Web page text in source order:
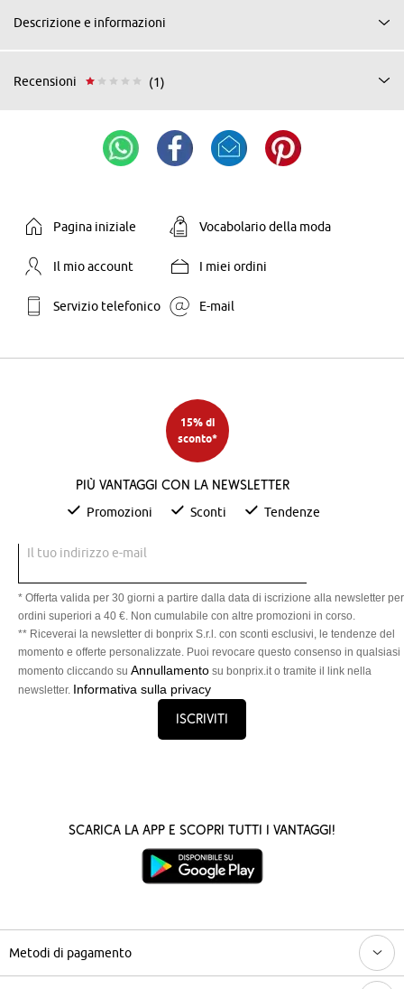
Descrizione e informazioni
Recensioni (1)
Pagina iniziale Vocabolario della moda
Il mio account I miei ordini
Servizio telefonico E-mail
15% di
sconto*
Più vantaggi con la newsletter
Promozioni Sconti Tendenze
Il tuo indirizzo e-mail
* Offerta valida per 30 giorni a partire dalla data di iscrizione alla newsletter per
ordini superiori a 40 €. Non cumulabile con altre promozioni in corso.
** Riceverai la newsletter di bonprix S.r.l. con sconti esclusivi, le tendenze del
momento e offerte personalizzate. Puoi revocare questo consenso in qualsiasi
momento cliccando su Annullamento su bonprix.it o tramite il link nella
newsletter. Informativa sulla privacy
Iscriviti
Scarica la App e scopri tutti i vantaggi!
Metodi di pagamento